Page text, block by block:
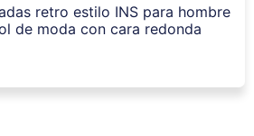
retro estilo INS para hombre
de moda con cara redonda